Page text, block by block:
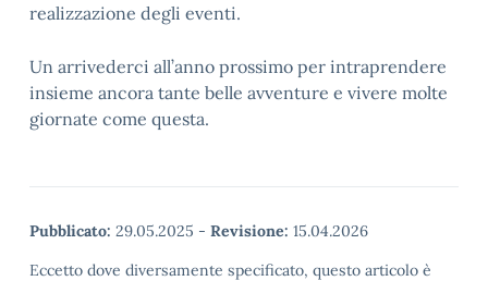
realizzazione degli eventi.
Un arrivederci all’anno prossimo per intraprendere
insieme ancora tante belle avventure e vivere molte
giornate come questa.
Pubblicato: 29.05.2025 - Revisione: 15.04.2026
Eccetto dove diversamente specificato, questo articolo è